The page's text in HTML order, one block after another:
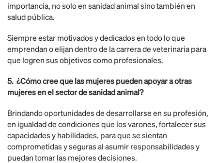
importancia, no solo en sanidad animal sino también en
salud pública.
Siempre estar motivados y dedicados en todo lo que
emprendan o elijan dentro de la carrera de veterinaria para
que logren sus objetivos como profesionales.
5. ¿Cómo cree que las mujeres pueden apoyar a otras
mujeres en el sector de sanidad animal?
Brindando oportunidades de desarrollarse en su profesión,
en igualdad de condiciones que los varones, fortalecer sus
capacidades y habilidades, para que se sientan
comprometidas y seguras al asumir responsabilidades y
puedan tomar las mejores decisiones.